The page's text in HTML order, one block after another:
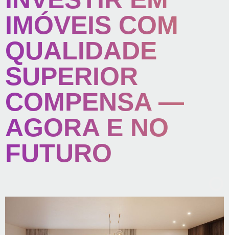
IMÓVEIS COM
QUALIDADE
SUPERIOR
COMPENSA —
AGORA E NO
FUTURO